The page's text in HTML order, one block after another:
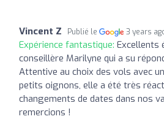
Vincent Z Publié le 3 years
Expérience fantastique: Excellents
conseillère Marilyne qui a su
Attentive au choix des vols avec
petits oignons, elle a été très
changements de dates dans nos
remercions !